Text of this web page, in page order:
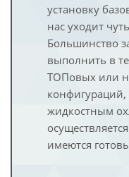
установку
нас уходит
Большинство
выполнить в
ТОПовых или
жидкостным
имеются